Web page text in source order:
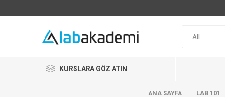
KURSLARA GÖZ ATIN
ANA SAYFA LAB 101